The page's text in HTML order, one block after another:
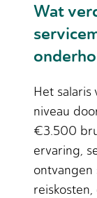
Wat
Het
niveau
€3.500
ervaring,
ontvangen